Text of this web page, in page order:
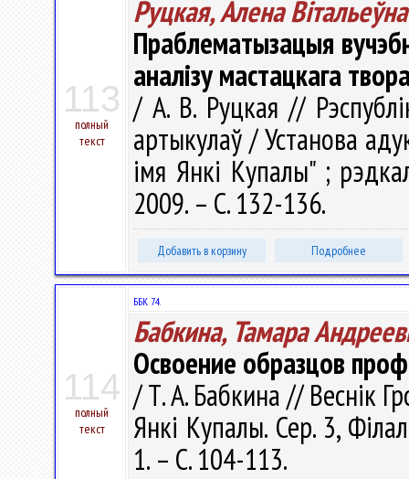
113
полный
текст
Руцкая, Алена Вiтальеўна
Праблематызацыя
аналізу мастацкага
/ А. В. Руцкая //
артыкулаў / Установа
імя Янкі Купалы" ;
2009. – С. 132-136.
Добавить в корзину Подробнее
114
полный
текст
ББК 74.
Бабкина, Тамара
Освоение образцов
/ Т. А. Бабкина // Веснік
Янкі Купалы. Сер. 3,
1. – С. 104-113.